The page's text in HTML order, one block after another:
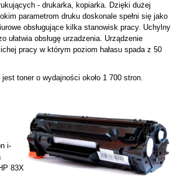
- drukarka, kopiarka. Dzięki dużej
parametrom druku doskonale spełni się jako
obsługujące kilka stanowisk pracy. Uchylny
ułatwia obsługę urzadzenia. Urządzenie
pracy w którym poziom hałasu spada z 50
jest toner o wydajności około 1 700 stron.
i-
83X